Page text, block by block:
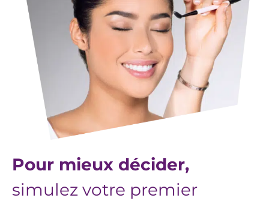
Pour mieux décider,
simulez votre premier